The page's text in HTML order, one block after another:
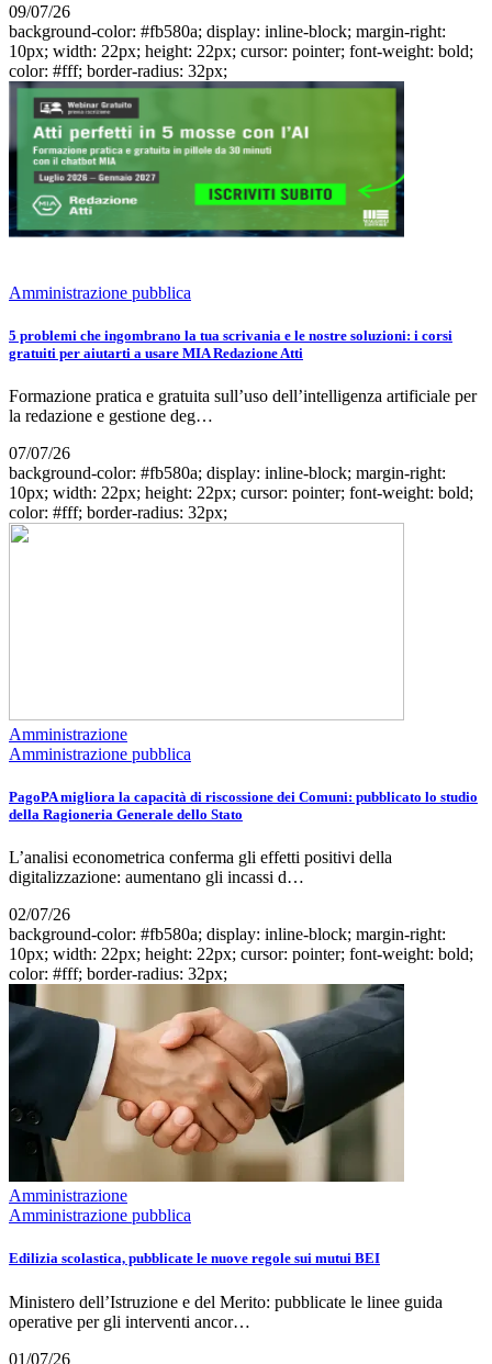
09/07/26
background-color: #fb580a; display: inline-block; margin-right:
10px; width: 22px; height: 22px; cursor: pointer; font-weight: bold;
color: #fff; border-radius: 32px;
Amministrazione pubblica
5 problemi che ingombrano la tua scrivania e le nostre soluzioni: i corsi
gratuiti per aiutarti a usare MIA Redazione Atti
Formazione pratica e gratuita sull’uso dell’intelligenza artificiale per
la redazione e gestione deg…
07/07/26
background-color: #fb580a; display: inline-block; margin-right:
10px; width: 22px; height: 22px; cursor: pointer; font-weight: bold;
color: #fff; border-radius: 32px;
Amministrazione
Amministrazione pubblica
PagoPA migliora la capacità di riscossione dei Comuni: pubblicato lo studio
della Ragioneria Generale dello Stato
L’analisi econometrica conferma gli effetti positivi della
digitalizzazione: aumentano gli incassi d…
02/07/26
background-color: #fb580a; display: inline-block; margin-right:
10px; width: 22px; height: 22px; cursor: pointer; font-weight: bold;
color: #fff; border-radius: 32px;
Amministrazione
Amministrazione pubblica
Edilizia scolastica, pubblicate le nuove regole sui mutui BEI
Ministero dell’Istruzione e del Merito: pubblicate le linee guida
operative per gli interventi ancor…
01/07/26